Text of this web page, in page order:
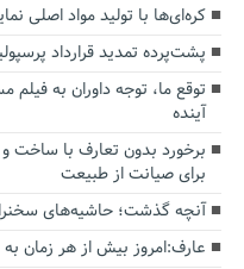
کره‌ای‌ها با تولید مواد اصلی
پشت‌پرده تمدید قرارداد
توقع ما، توجه داوران به فیلم
آینده
برخورد بدون تعارف با ساخت‌
برای صیانت از طبیعت
آنچه گذشت؛ حاشیه‌های
عارف:امروز بیش از هر زمان به